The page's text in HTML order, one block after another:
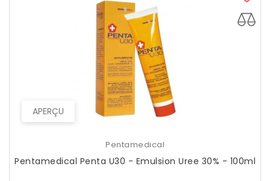
APERÇU
Pentamedical
Pentamedical Penta U30 - Emulsion Uree 30% - 100ml